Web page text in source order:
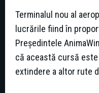
Terminalul nou al
lucrările fiind în
Președintele
că această cursă
extindere a altor rute